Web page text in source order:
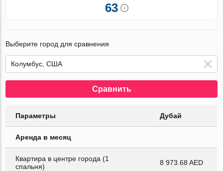
63
Выберите город для сравнения
Сравнить
Параметры Дубай
Аренда в месяц
Квартира в центре города (1
спальня)
8 973.68 AED